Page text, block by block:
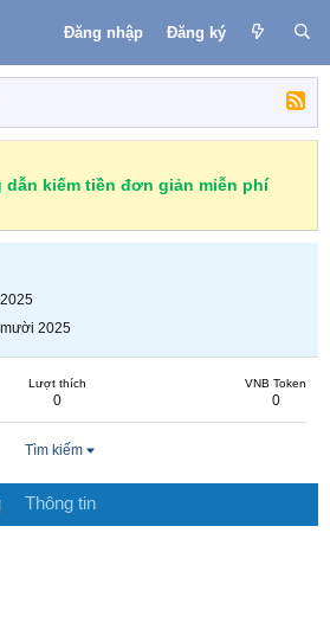
Đăng nhập Đăng ký
dẫn kiếm tiền đơn giản miễn phí
2025
Lượt thích
0
VNB Token
0
Tìm kiếm
Thông tin